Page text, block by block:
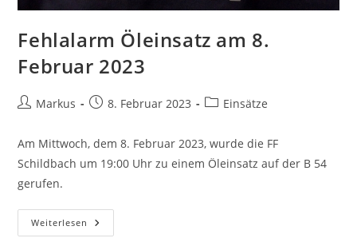
Fehlalarm Öleinsatz am 8.
Februar 2023
Markus 8. Februar 2023 Einsätze
Am Mittwoch, dem 8. Februar 2023, wurde die FF
Schildbach um 19:00 Uhr zu einem Öleinsatz auf der B 54
gerufen.
Weiterlesen